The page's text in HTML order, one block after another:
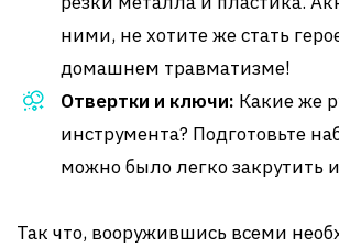
ними, не хотите же стать
домашнем травматизме!
Отвертки и ключи: Какие же
инструмента? Подготовьте
можно было легко закрутить
Так что, вооружившись всеми